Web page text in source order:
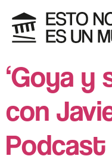
‘Goya y
con
Podcast